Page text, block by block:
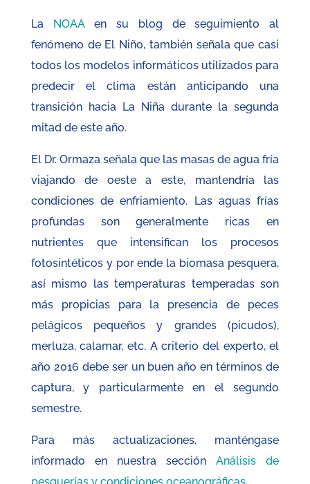
La NOAAen su blog de seguimiento al
fenómeno de El Niño, también señala que casi
todos los modelos informáticos utilizados para
predecir el clima están anticipando una
transición hacia La Niña durante la segunda
mitad de este año.
El Dr. Ormaza señala que las masas de agua fría
viajando de oeste a este, mantendría las
condiciones de enfriamiento. Las aguas frías
profundas son generalmente ricas en
nutrientes que intensifican los procesos
fotosintéticos y por ende la biomasa pesquera,
así mismo las temperaturas temperadas son
más propicias para la presencia de peces
pelágicos pequeños y grandes (picudos),
merluza, calamar, etc. A criterio del experto, el
año 2016 debe ser un buen año en términos de
captura, y particularmente en el segundo
semestre.
Para más actualizaciones, manténgase
informado en nuestra secciónAnálisis de